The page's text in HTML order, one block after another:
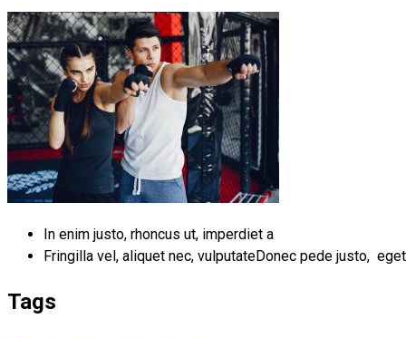
In enim justo, rhoncus ut, imperdiet a
Fringilla vel, aliquet nec, vulputateDonec pede justo,
Tags